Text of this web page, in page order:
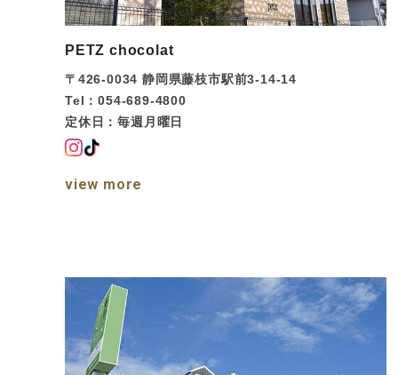
PETZ chocolat
〒426-0034 静岡県藤枝市駅前3-14-14
Tel：054-689-4800
定休日：毎週月曜日
view more